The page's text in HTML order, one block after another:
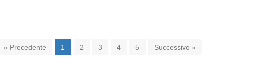
« Precedente 1 2 3 4 5 Successivo »